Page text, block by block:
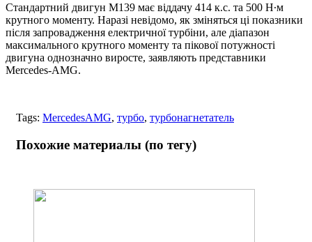
Стандартний двигун М139 має віддачу 414 к.с. та 500 Н∙м
крутного моменту. Наразі невідомо, як зміняться ці показники
після запровадження електричної турбіни, але діапазон
максимального крутного моменту та пікової потужності
двигуна однозначно виросте, заявляють представники
Mercedes-AMG.
Tags: MercedesAMG, турбо, турбонагнетатель
Похожие материалы (по тегу)